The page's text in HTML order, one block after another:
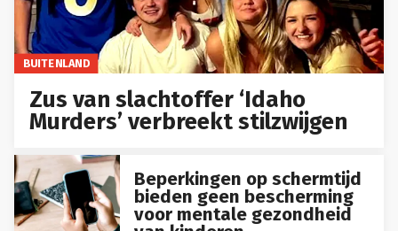
BUITENLAND
Zus van slachtoffer ‘Idaho
Murders’ verbreekt stilzwijgen
Beperkingen op schermtijd
bieden geen bescherming
voor mentale gezondheid